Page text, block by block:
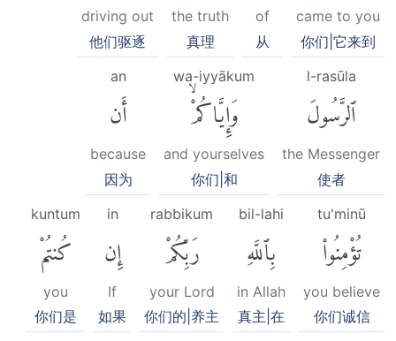
came to you
你们|它来到
of
从
the truth
真理
driving out
他们驱逐
l-rasūla
ٱلرَّسُولَ
the Messenger
使者
wa-iyyākum
وَإِيَّاكُمْۙ
and yourselves
你们|和
an
أَن
because
因为
tu'minū
تُؤْمِنُوا۟
you believe
你们诚信
bil-lahi
بِٱللَّهِ
in Allah
真主|在
rabbikum
رَبِّكُمْ
your Lord
你们的|养主
in
إِن
If
如果
kuntum
كُنتُمْ
you
你们是